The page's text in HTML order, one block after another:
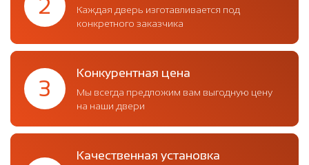
2
Каждая дверь изготавливается под
конкретного заказчика
3
Конкурентная цена
Мы всегда предложим вам выгодную цену
на наши двери
Качественная установка